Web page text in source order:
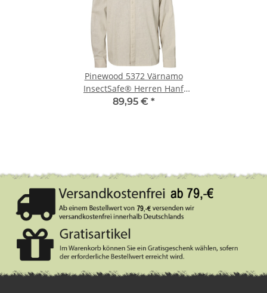
Pinewood 5372 Värnamo
InsectSafe® Herren Hanf
Hemd Beige (616) L
89,95 € *